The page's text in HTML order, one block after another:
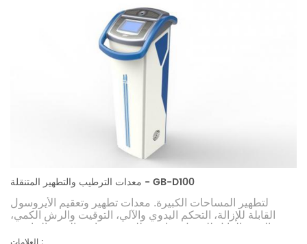
معدات الترطيب والتطهير المتنقلة - GB-D100
لتطهير المساحات الكبيرة. معدات تطهير وتعقيم الأيروسول
القابلة للإزالة، التحكم اليدوي والآلي، التوقيت والرش الكمي،
حجم الرش القابل للتعديل مناسب للمستشفيات والحرم الجامعي